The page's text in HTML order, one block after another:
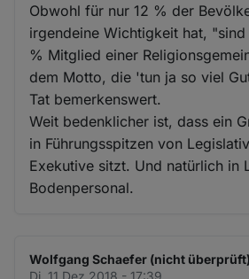
Obwohl für nur 12 % der
irgendeine Wichtigkeit hat,
% Mitglied einer
dem Motto, die 'tun ja so viel
Tat bemerkenswert.
Weit bedenklicher ist, dass ein
in Führungsspitzen von
Exekutive sitzt. Und natürlich in
Bodenpersonal.
Wolfgang Schaefer (nicht überprüft)
Di. 11 Dez 2018 - 17:39